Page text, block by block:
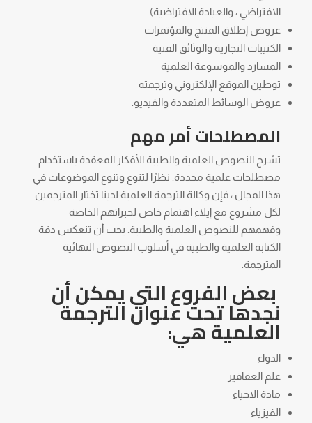
الافتراضي ، والعيادة الافتراضية)
عروض إطلاق المنتج والمؤتمرات
الكتيبات التجارية والوثائق الفنية
المسارد والموسوعة العلمية
توطين الموقع الإلكتروني وترجمته
عروض الوسائط المتعددة والفيديو.
المصطلحات أمر مهم
تشرح النصوص العلمية والطبية الأفكار المعقدة باستخدام
مصطلحات علمية محددة. نظرًا لتنوع وتنوع الموضوعات في
هذا المجال ، فإن وكالة الترجمة العلمية لدينا تختار المترجمين
لكل مشروع مع إيلاء اهتمام خاص لخبراتهم الخاصة
وفهمهم للنصوص العلمية والطبية. يجب أن تنعكس دقة
الكتابة العلمية والطبية في أسلوب النصوص النهائية
المترجمة.
بعض الفروع التي يمكن أن
نجدها تحت عنوان الترجمة
العلمية هي:
الدواء
علم العقاقير
مادة الاحياء
الفيزياء